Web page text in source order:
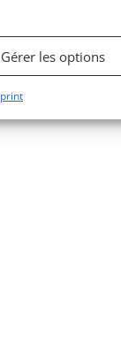
Gérer les options